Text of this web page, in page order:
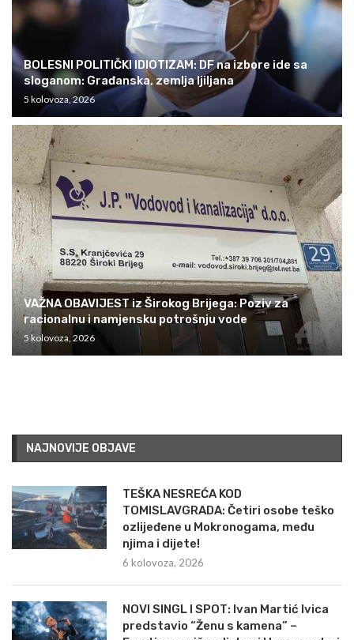
BOLESNI POLITIČKI IDIOTIZAM: DF na izbore ide sa
sloganom: Građanska, zemlja ljiljana
5 kolovoza, 2026
VAŽNA OBAVIJEST iz Širokog Brijega: Poziv za
racionalnu i namjensku potrošnju vode
5 kolovoza, 2026
NAJNOVIJE OBJAVE
TEŠKA NESREĆA KOD
TOMISLAVGRADA: Četiri osobe teško
ozlijeđene u Mokronogama, među
njima i dijete!
6 kolovoza, 2026
NOVI SINGL I SPOT: Ivan Martić Ivica
predstavio “Ženu s kamena” –